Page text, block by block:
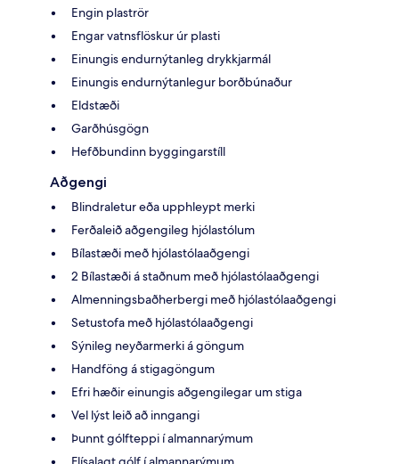
Engin plaströr
Engar vatnsflöskur úr plasti
Einungis endurnýtanleg drykkjarmál
Einungis endurnýtanlegur borðbúnaður
Eldstæði
Garðhúsgögn
Hefðbundinn byggingarstíll
Aðgengi
Blindraletur eða upphleypt merki
Ferðaleið aðgengileg hjólastólum
Bílastæði með hjólastólaaðgengi
2 Bílastæði á staðnum með hjólastólaaðgengi
Almenningsbaðherbergi með hjólastólaaðgengi
Setustofa með hjólastólaaðgengi
Sýnileg neyðarmerki á göngum
Handföng á stigagöngum
Efri hæðir einungis aðgengilegar um stiga
Vel lýst leið að inngangi
Þunnt gólfteppi í almannarýmum